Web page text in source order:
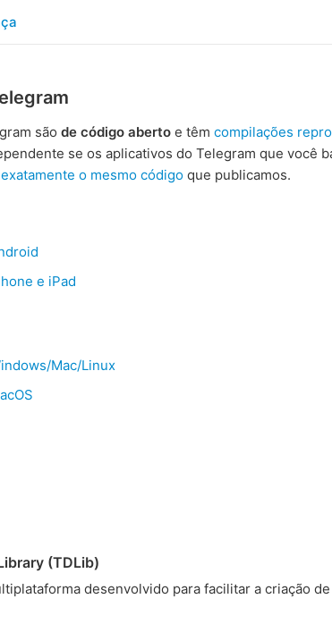
são de código aberto e têm compilações
se os aplicativos do Telegram que você
exatamente o mesmo código que publicamos.
e iPad
Mac/Linux
(TDLib)
desenvolvido para facilitar a criação